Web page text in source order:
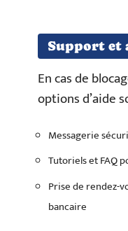
Support et
En cas de
options d’aide
Messagerie
Tutoriels et FAQ
Prise de rendez-
bancaire